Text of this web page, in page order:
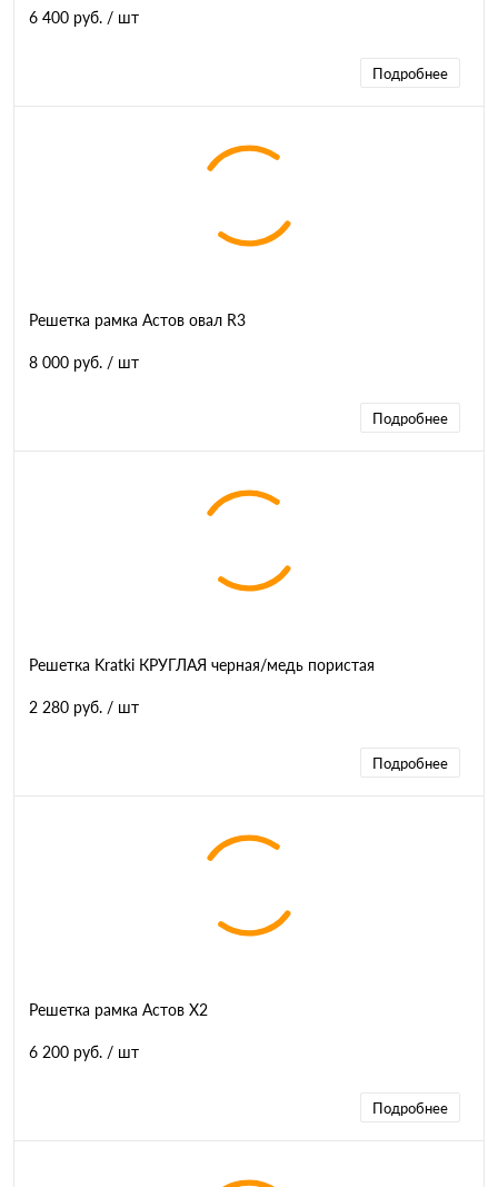
6 400 руб. / шт
Подробнее
Решетка рамка Астов овал R3
8 000 руб. / шт
Подробнее
Решетка Kratki КРУГЛАЯ черная/медь пористая
2 280 руб. / шт
Подробнее
Решетка рамка Астов Х2
6 200 руб. / шт
Подробнее